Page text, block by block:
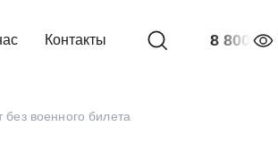
Контакты 8 800
без военного билета